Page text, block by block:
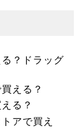
？ドラッグ
える？
る？
アで買え